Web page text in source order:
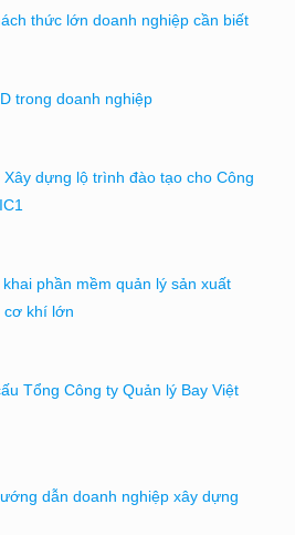
thức lớn doanh nghiệp cần biết
trong doanh nghiệp
dựng lộ trình đào tạo cho Công
phần mềm quản lý sản xuất
cơ khí lớn
Tổng Công ty Quản lý Bay Việt
dẫn doanh nghiệp xây dựng